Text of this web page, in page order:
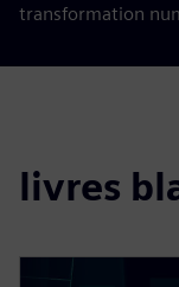
transformation
livres